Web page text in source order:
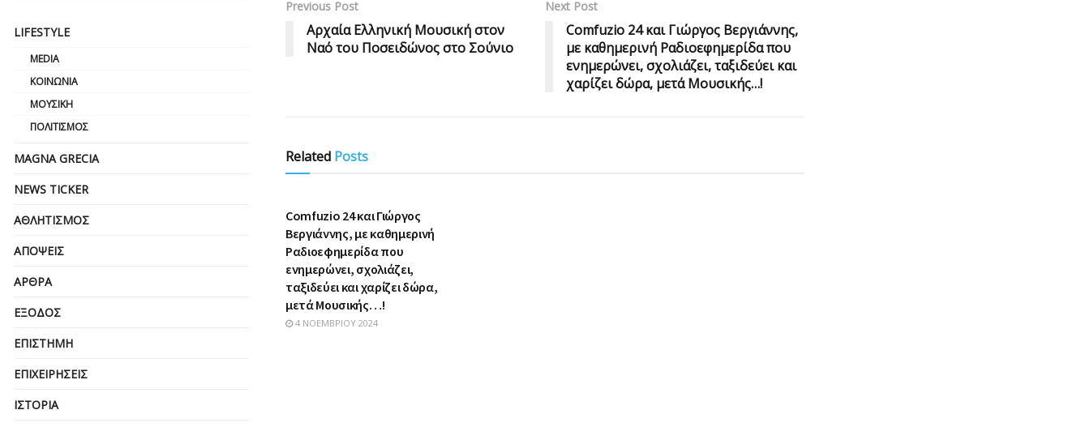
Previous Post
Αρχαία Ελληνική Μουσική στον
Ναό του Ποσειδώνος στο Σούνιο
Next Post
Comfuzio 24 και Γιώργος Βεργιάννης,
με καθημερινή Ραδιοεφημερίδα που
ενημερώνει, σχολιάζει, ταξιδεύει και
χαρίζει δώρα, μετά Μουσικής…!
Related Posts
Comfuzio 24 και Γιώργος
Βεργιάννης, με καθημερινή
Ραδιοεφημερίδα που
ενημερώνει, σχολιάζει,
ταξιδεύει και χαρίζει δώρα,
μετά Μουσικής…!
4 ΝΟΕΜΒΡΊΟΥ 2024
LIFESTYLE
MEDIA
ΚΟΙΝΩΝΊΑ
ΜΟΥΣΙΚΉ
ΠΟΛΙΤΙΣΜΌΣ
MAGNA GRECIA
NEWS TICKER
ΑΘΛΗΤΙΣΜΌΣ
ΑΠΌΨΕΙΣ
ΆΡΘΡΑ
ΈΞΟΔΟΣ
ΕΠΙΣΤΉΜΗ
ΕΠΙΧΕΙΡΗΣΕΙΣ
ΙΣΤΟΡΊΑ